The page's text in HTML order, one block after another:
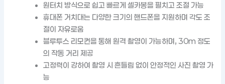
원터치 방식으로 쉽고 빠르게 셀카봉을 펼치고 조절 가능
휴대폰 거치대는 다양한 크기의 핸드폰을 지원하며 각도 조
절이 자유로움
블루투스 리모컨을 통해 원격 촬영이 가능하며, 30m 정도
의 작동 거리 제공
고정력이 강하여 촬영 시 흔들림 없이 안정적인 사진 촬영 가
능